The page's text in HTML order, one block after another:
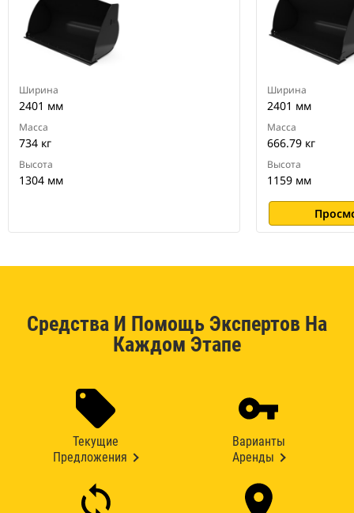
Ширина
2401 мм
Масса
734 кг
Высота
1304 мм
Ширина
2401 мм
Масса
666.79 кг
Высота
1159 мм
Средства И Помощь Экспертов На
Каждом Этапе
Текущие
Предложения
Варианты
Аренды